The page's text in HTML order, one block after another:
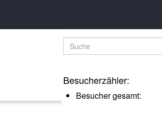
Suche
Besucherzähler:
Besucher gesamt: